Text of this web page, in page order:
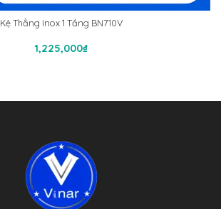
Kệ Thẳng Inox 1 Tầng BN710V
1,225,000₫
Thêm Vào Giỏ Hàng